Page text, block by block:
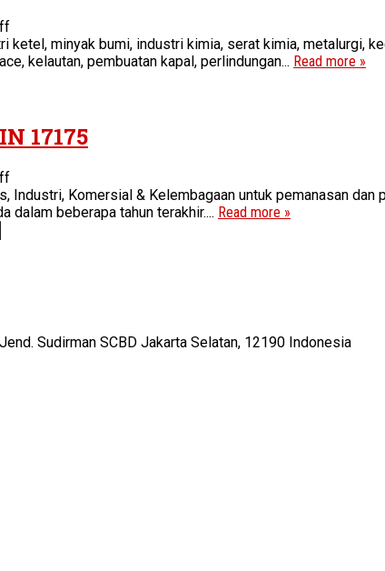
ketel, minyak bumi, industri kimia, serat kimia, metalurgi,
kelautan, pembuatan kapal, perlindungan... Read more »
17175
Industri, Komersial & Kelembagaan untuk pemanasan
dalam beberapa tahun terakhir.... Read more »
Sudirman SCBD Jakarta Selatan, 12190 Indonesia